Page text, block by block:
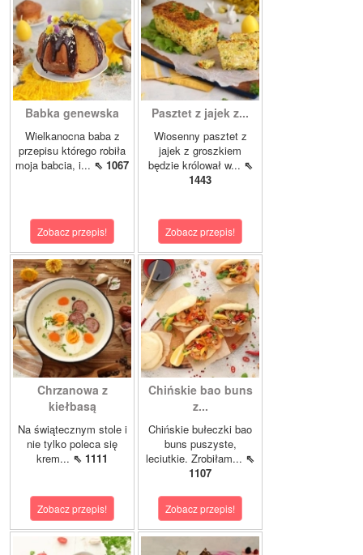
Babka genewska
Wielkanocna baba z
przepisu którego robiła
moja babcia, i... ⇖ 1067
Zobacz przepis!
Pasztet z jajek z...
Wiosenny pasztet z
jajek z groszkiem
będzie królował w... ⇖
1443
Zobacz przepis!
Chrzanowa z
kiełbasą
Na świątecznym stole i
nie tylko poleca się
krem... ⇖ 1111
Zobacz przepis!
Chińskie bao buns
z...
Chińskie bułeczki bao
buns puszyste,
leciutkie. Zrobiłam... ⇖
1107
Zobacz przepis!